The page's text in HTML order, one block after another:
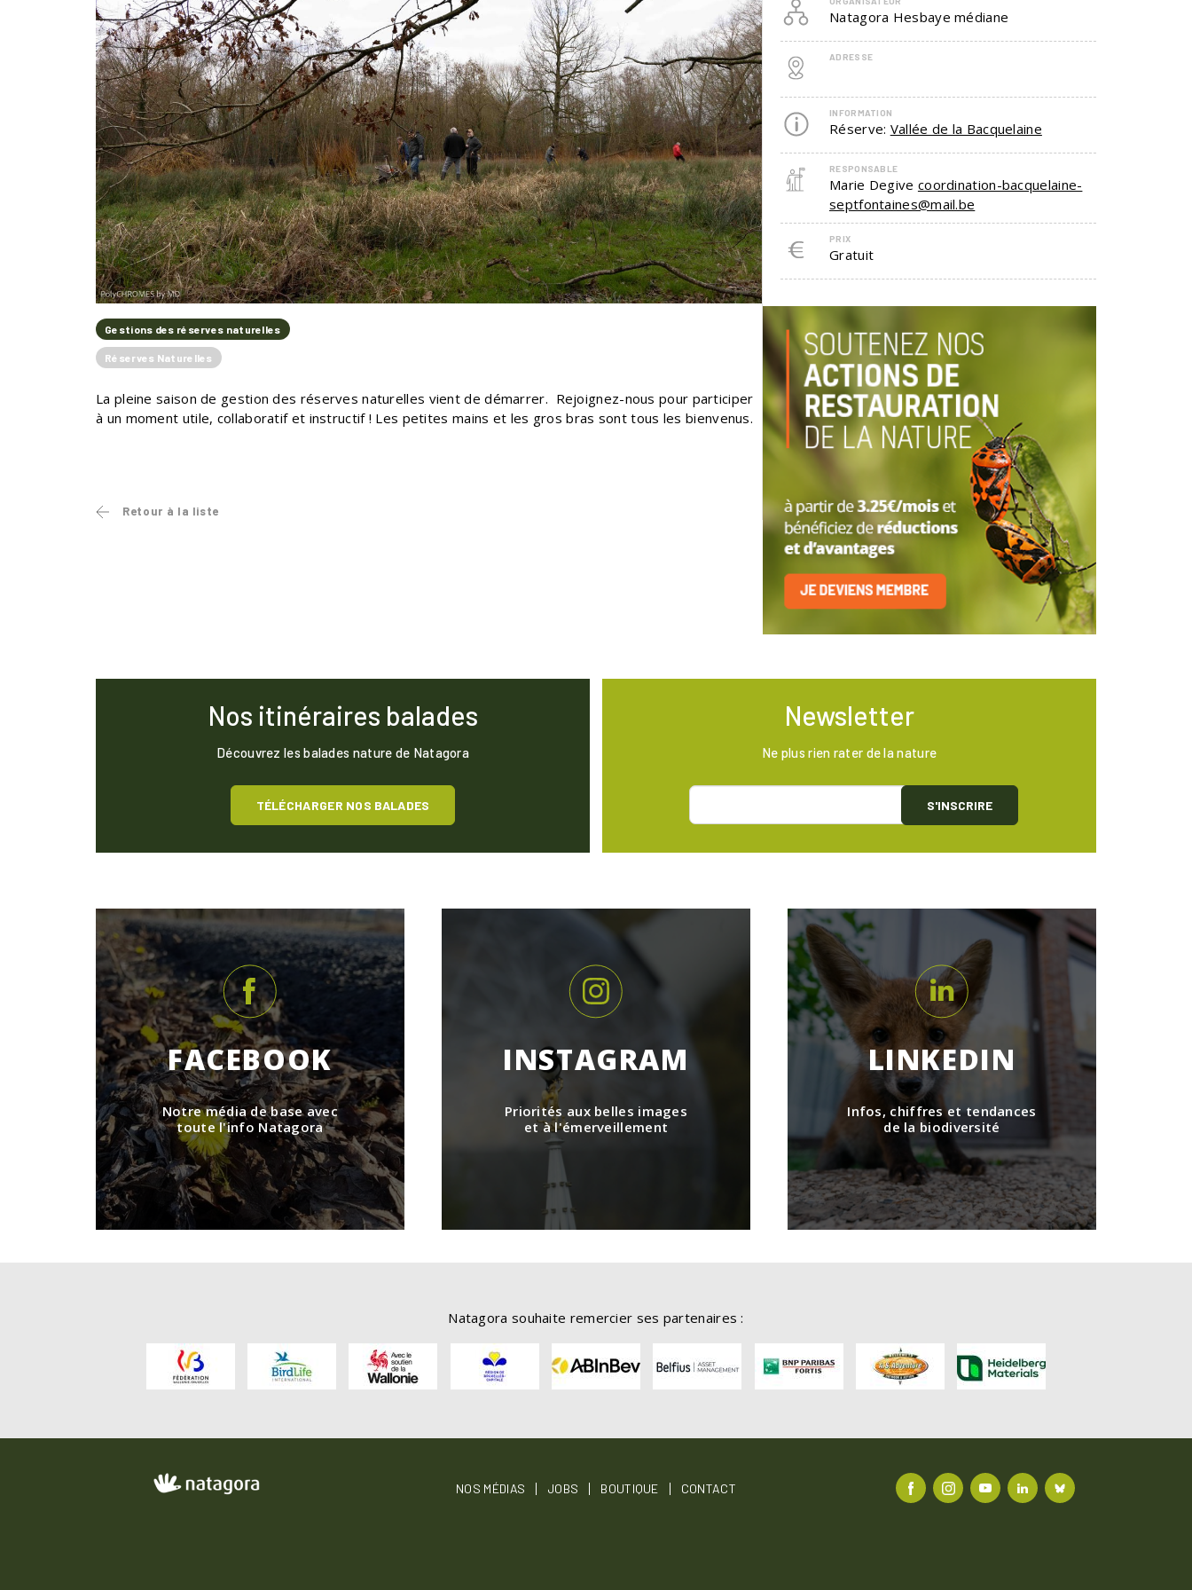
Gestions des réserves naturelles
Réserves Naturelles
La pleine saison de gestion des réserves naturelles vient de démarrer. Rejoignez-nous pour participer
à un moment utile, collaboratif et instructif ! Les petites mains et les gros bras sont tous les bienvenus.
Retour à la liste
Natagora Hesbaye médiane
ADRESSE
INFORMATION
Réserve: Vallée de la Bacquelaine
RESPONSABLE
Marie Degive coordination-bacquelaine-
septfontaines@mail.be
PRIX
Gratuit
Nos itinéraires balades
Découvrez les balades nature de Natagora
TÉLÉCHARGER NOS BALADES
Newsletter
Ne plus rien rater de la nature
S'INSCRIRE
FACEBOOK
Notre média de base avec
toute l'info Natagora
INSTAGRAM
Priorités aux belles images
et à l'émerveillement
LINKEDIN
Infos, chiffres et tendances
de la biodiversité
Natagora souhaite remercier ses partenaires :
NOS MÉDIAS JOBS BOUTIQUE CONTACT FACEBOOKINSTAGRAMYOUTUBELINKEDINBLUESKY